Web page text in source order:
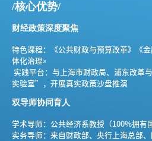
/核心优势/
财经政策深度聚焦
特色课程：《公共财政与预算改革》《
体化治理»
实验室”，开展真实政策沙盘推演
双导师协同育人
学术导师：公共经济系教授（100%拥有
实务导师：来自财政部、央行上海总部